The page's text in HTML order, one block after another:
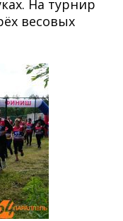
На турнир
весовых